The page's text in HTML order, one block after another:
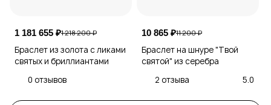
1 181 655 ₽1 218 200 ₽
Браслет из золота с ликами
святых и бриллиантами
0 отзывов
10 865 ₽11 200 ₽
Браслет на шнуре "Твой
святой" из серебра
2 отзыва
5.0